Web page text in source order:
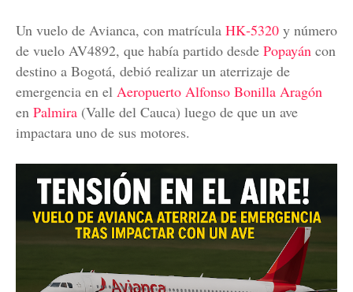
Un vuelo de Avianca, con matrícula HK‑5320 y número
de vuelo AV4892, que había partido desde Popayán con
destino a Bogotá, debió realizar un aterrizaje de
emergencia en el Aeropuerto Alfonso Bonilla Aragón
en Palmira (Valle del Cauca) luego de que un ave
impactara uno de sus motores.